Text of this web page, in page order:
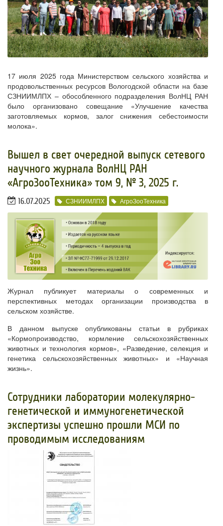
17 июля 2025 года Министерством сельского хозяйства и
продовольственных ресурсов Вологодской области на базе
СЗНИИМЛПХ – обособленного подразделения ВолНЦ РАН
было организовано совещание «Улучшение качества
заготовляемых кормов, залог снижения себестоимости
молока».
​Вышел в свет очередной выпуск сетевого
научного журнала ВолНЦ РАН
«АгроЗооТехника» том 9, № 3, 2025 г.
16.07.2025 СЗНИИМЛПХ АгроЗооТехника
Журнал публикует материалы о современных и
перспективных методах организации производства в
сельском хозяйстве.
В данном выпуске опубликованы статьи в рубриках
«Кормопроизводство, кормление сельскохозяйственных
животных и технология кормов», «Разведение, селекция и
генетика сельскохозяйственных животных» и «Научная
жизнь».
​Сотрудники лаборатории молекулярно-
генетической и иммуногенетической
экспертизы успешно прошли МСИ по
проводимым исследованиям